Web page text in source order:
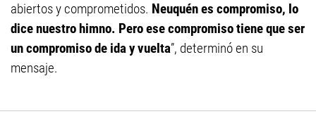
abiertos y comprometidos. Neuquén es compromiso, lo
dice nuestro himno. Pero ese compromiso tiene que ser
un compromiso de ida y vuelta”, determinó en su
mensaje.